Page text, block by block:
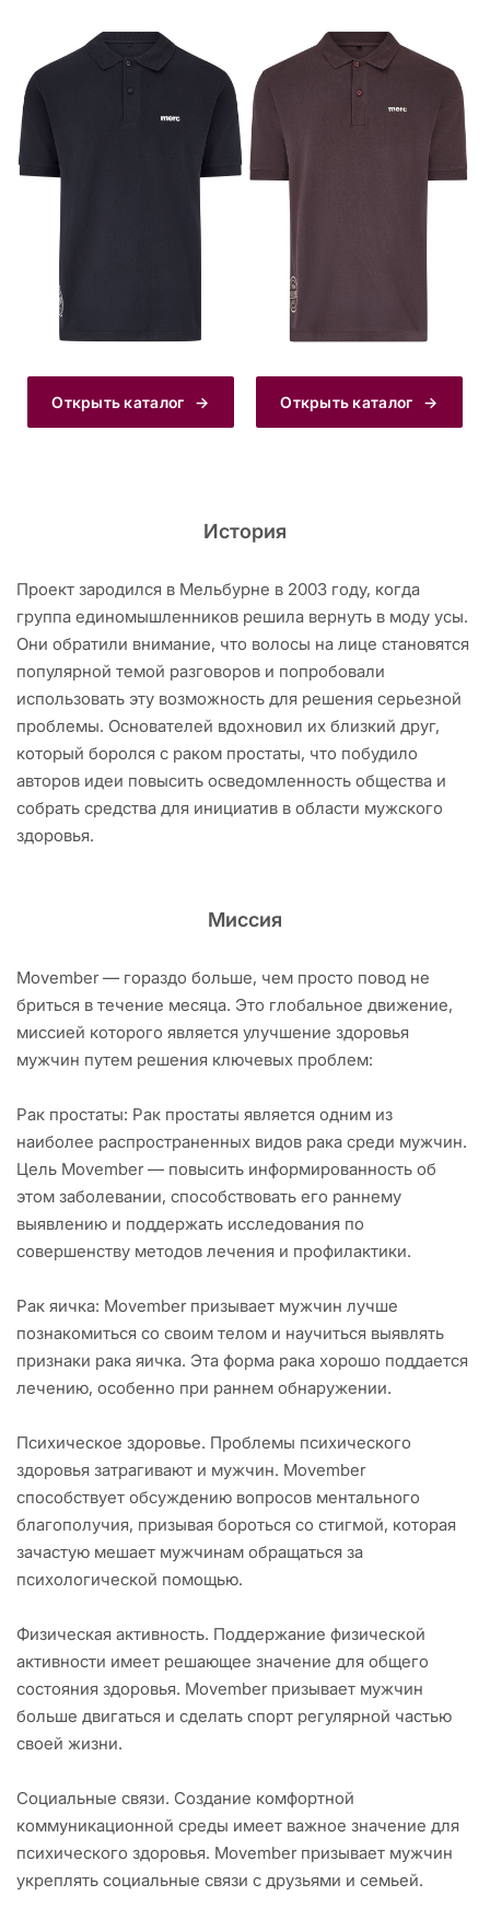
Открыть каталог Открыть каталог
История
Проект зародился в Мельбурне в 2003 году, когда
группа единомышленников решила вернуть в моду усы.
Они обратили внимание, что волосы на лице становятся
популярной темой разговоров и попробовали
использовать эту возможность для решения серьезной
проблемы. Основателей вдохновил их близкий друг,
который боролся с раком простаты, что побудило
авторов идеи повысить осведомленность общества и
собрать средства для инициатив в области мужского
здоровья.
Миссия
Movember — гораздо больше, чем просто повод не
бриться в течение месяца. Это глобальное движение,
миссией которого является улучшение здоровья
мужчин путем решения ключевых проблем:
Рак простаты: Рак простаты является одним из
наиболее распространенных видов рака среди мужчин.
Цель Movember — повысить информированность об
этом заболевании, способствовать его раннему
выявлению и поддержать исследования по
совершенству методов лечения и профилактики.
Рак яичка: Movember призывает мужчин лучше
познакомиться со своим телом и научиться выявлять
признаки рака яичка. Эта форма рака хорошо поддается
лечению, особенно при раннем обнаружении.
Психическое здоровье. Проблемы психического
здоровья затрагивают и мужчин. Movember
способствует обсуждению вопросов ментального
благополучия, призывая бороться со стигмой, которая
зачастую мешает мужчинам обращаться за
психологической помощью.
Физическая активность. Поддержание физической
активности имеет решающее значение для общего
состояния здоровья. Movember призывает мужчин
больше двигаться и сделать спорт регулярной частью
своей жизни.
Социальные связи. Создание комфортной
коммуникационной среды имеет важное значение для
психического здоровья. Movember призывает мужчин
укреплять социальные связи с друзьями и семьей.